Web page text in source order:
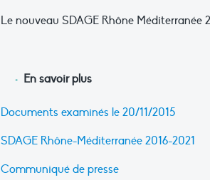
Le nouveau SDAGE Rhône Méditerranée
En savoir plus
Documents examinés le 20/11/2015
SDAGE Rhône-Méditerranée 2016-2021
Communiqué de presse